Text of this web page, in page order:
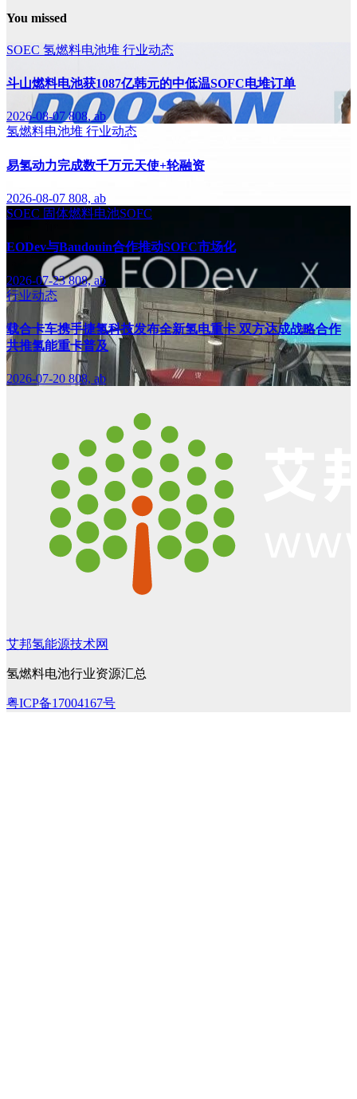
You missed
SOEC 氢燃料电池堆 行业动态
斗山燃料电池获1087亿韩元的中低温SOFC电堆订单
2026-08-07808, ab
氢燃料电池堆 行业动态
易氢动力完成数千万元天使+轮融资
2026-08-07 808, ab
SOEC 固体燃料电池SOFC
EODev与Baudouin合作推动SOFC市场化
2026-07-23808, ab
行业动态
载合卡车携手捷氢科技发布全新氢电重卡 双方达成战略合作
共推氢能重卡普及
2026-07-20 808, ab
艾邦氢能源技术网
氢燃料电池行业资源汇总
粤ICP备17004167号